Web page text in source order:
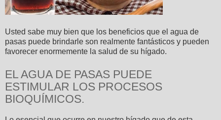
Usted sabe muy bien que los beneficios que el agua de
pasas puede brindarle son realmente fantásticos y pueden
favorecer enormemente la salud de su hígado.
EL AGUA DE PASAS PUEDE
ESTIMULAR LOS PROCESOS
BIOQUÍMICOS.